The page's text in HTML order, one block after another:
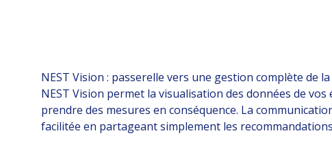
NEST Vision : passerelle vers une gestion complète de
NEST Vision permet la visualisation des données de
prendre des mesures en conséquence. La
facilitée en partageant simplement les